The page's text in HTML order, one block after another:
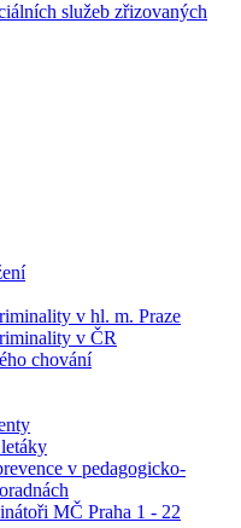
služeb zřizovaných
v hl. m. Praze
v ČR
chování
v pedagogicko-
MČ Praha 1 - 22